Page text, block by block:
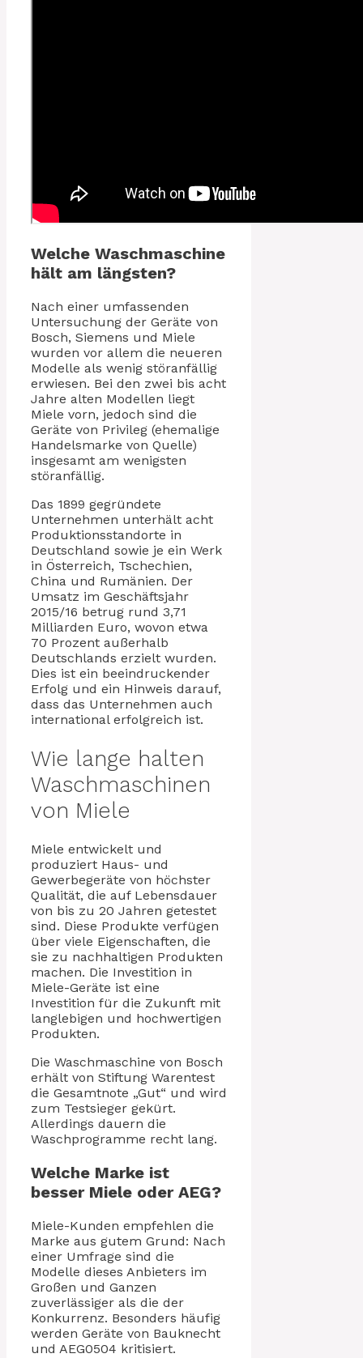
Welche Waschmaschine
hält am längsten?
Nach einer umfassenden
Untersuchung der Geräte von
Bosch, Siemens und Miele
wurden vor allem die neueren
Modelle als wenig störanfällig
erwiesen. Bei den zwei bis acht
Jahre alten Modellen liegt
Miele vorn, jedoch sind die
Geräte von Privileg (ehemalige
Handelsmarke von Quelle)
insgesamt am wenigsten
störanfällig.
Das 1899 gegründete
Unternehmen unterhält acht
Produktionsstandorte in
Deutschland sowie je ein Werk
in Österreich, Tschechien,
China und Rumänien. Der
Umsatz im Geschäftsjahr
2015/16 betrug rund 3,71
Milliarden Euro, wovon etwa
70 Prozent außerhalb
Deutschlands erzielt wurden.
Dies ist ein beeindruckender
Erfolg und ein Hinweis darauf,
dass das Unternehmen auch
international erfolgreich ist.
Wie lange halten
Waschmaschinen
von Miele
Miele entwickelt und
produziert Haus- und
Gewerbegeräte von höchster
Qualität, die auf Lebensdauer
von bis zu 20 Jahren getestet
sind. Diese Produkte verfügen
über viele Eigenschaften, die
sie zu nachhaltigen Produkten
machen. Die Investition in
Miele-Geräte ist eine
Investition für die Zukunft mit
langlebigen und hochwertigen
Produkten.
Die Waschmaschine von Bosch
erhält von Stiftung Warentest
die Gesamtnote „Gut“ und wird
zum Testsieger gekürt.
Allerdings dauern die
Waschprogramme recht lang.
Welche Marke ist
besser Miele oder AEG?
Miele-Kunden empfehlen die
Marke aus gutem Grund: Nach
einer Umfrage sind die
Modelle dieses Anbieters im
Großen und Ganzen
zuverlässiger als die der
Konkurrenz. Besonders häufig
werden Geräte von Bauknecht
und AEG0504 kritisiert.